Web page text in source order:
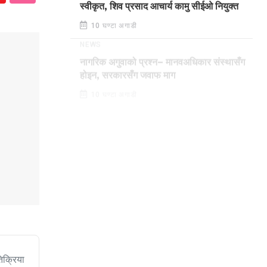
स्वीकृत, शिव प्रसाद आचार्य कामु सीईओ नियुक्त
10 घण्टा अगाडी
नागरिक अगुवाको प्रश्न– मानवअधिकार संस्थासँग